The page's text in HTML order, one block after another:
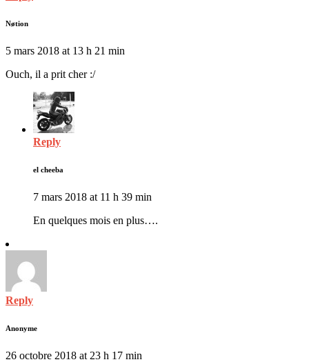
Nøtion
5 mars 2018 at 13 h 21 min
Ouch, il a prit cher :/
Reply
el cheeba
7 mars 2018 at 11 h 39 min
En quelques mois en plus….
Reply
Anonyme
26 octobre 2018 at 23 h 17 min